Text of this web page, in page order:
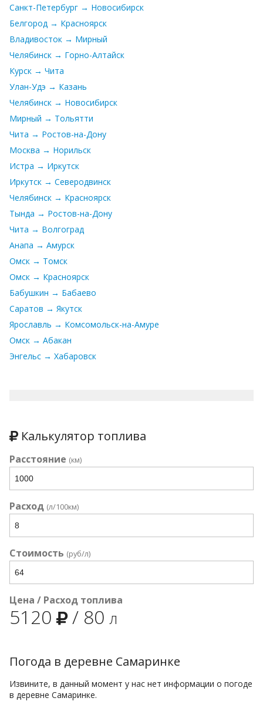
Санкт-Петербург → Новосибирск
Белгород → Красноярск
Владивосток → Мирный
Челябинск → Горно-Алтайск
Курск → Чита
Улан-Удэ → Казань
Челябинск → Новосибирск
Мирный → Тольятти
Чита → Ростов-на-Дону
Москва → Норильск
Истра → Иркутск
Иркутск → Северодвинск
Челябинск → Красноярск
Тында → Ростов-на-Дону
Чита → Волгоград
Анапа → Амурск
Омск → Томск
Омск → Красноярск
Бабушкин → Бабаево
Саратов → Якутск
Ярославль → Комсомольск-на-Амуре
Омск → Абакан
Энгельс → Хабаровск
Калькулятор топлива
Расстояние (км)
Расход (л/100км)
Стоимость (руб/л)
Цена / Расход топлива
5120 / 80 л
Погода в деревне Самаринке
Извините, в данный момент у нас нет информации о погоде
в деревне Самаринке.